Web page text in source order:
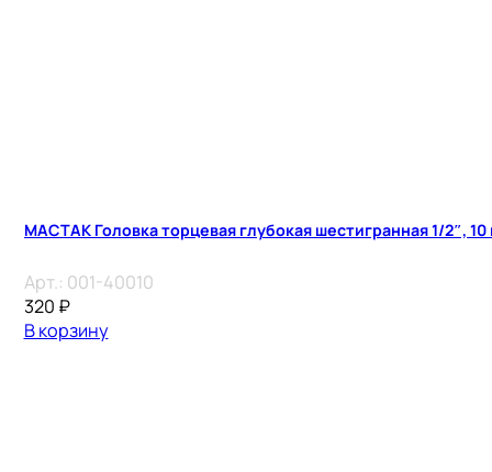
МАСТАК Головка торцевая глубокая шестигранная 1/2″, 10
Арт.: 001-40010
320 ₽
В корзину